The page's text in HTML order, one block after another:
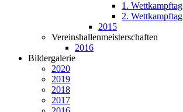
1. Wettkampftag
2. Wettkampftag
2015
Vereinshallenmeisterschaften
2016
Bildergalerie
2020
2019
2018
2017